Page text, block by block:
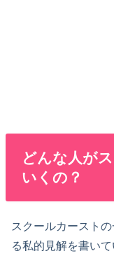
どんな人が
いくの？
スクールカースト
る私的見解を書い